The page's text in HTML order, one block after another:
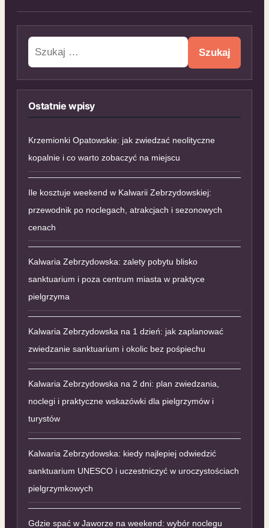
Szukaj:
Ostatnie wpisy
Krzemionki Opatowskie: jak zwiedzać neolityczne
kopalnie i co warto zobaczyć na miejscu
Ile kosztuje weekend w Kalwarii Zebrzydowskiej:
przewodnik po noclegach, atrakcjach i sezonowych
cenach
Kalwaria Zebrzydowska: zalety pobytu blisko
sanktuarium i poza centrum miasta w praktyce
pielgrzyma
Kalwaria Zebrzydowska na 1 dzień: jak zaplanować
zwiedzanie sanktuarium i okolic bez pośpiechu
Kalwaria Zebrzydowska na 2 dni: plan zwiedzania,
noclegi i praktyczne wskazówki dla pielgrzymów i
turystów
Kalwaria Zebrzydowska: kiedy najlepiej odwiedzić
sanktuarium UNESCO i uczestniczyć w uroczystościach
pielgrzymkowych
Gdzie spać w Jaworze na weekend: wybór noclegu